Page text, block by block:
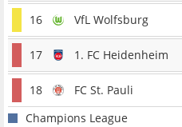
16 VfL Wolfsburg
17 1. FC Heidenheim
18 FC St. Pauli
Champions League